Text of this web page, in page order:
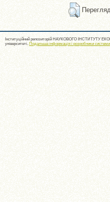
Інституційний репозиторій НАУКОВОГО ІНСТИТУТУ
університеті. Подальша інформація і розробники системи